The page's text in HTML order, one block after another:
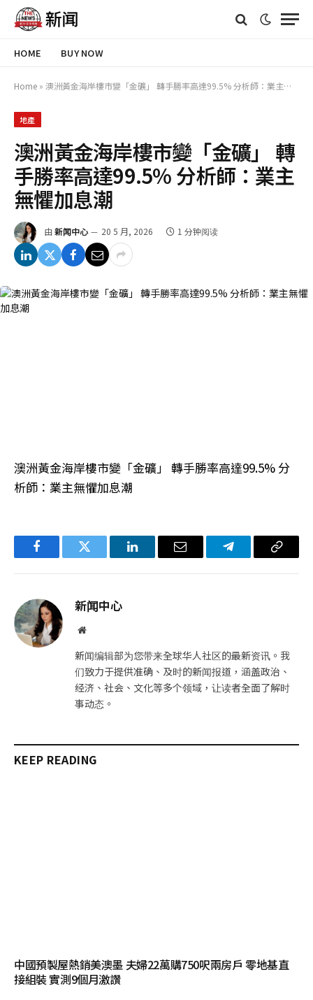
HOME BUY NOW
Home » 澳洲黃金海岸樓市變「金礦」 轉手勝率高達99.5% 分析師：業主無懼加息潮
地產
澳洲黃金海岸樓市變「金礦」 轉
手勝率高達99.5% 分析師：業主
無懼加息潮
由 新闻中心 20 5 月, 2026 1 分钟阅读
澳洲黃金海岸樓市變「金礦」 轉手勝率高達99.5% 分
析師：業主無懼加息潮
FacebookTwitter LinkedIn电
Telegram复
新闻中心
网
新闻编辑部为您带来全球华人社区的最新资讯。我
们致力于提供准确、及时的新闻报道，涵盖政治、
经济、社会、文化等多个领域，让读者全面了解时
事动态。
KEEP READING
中國預製屋熱銷美澳墨 夫婦22萬購750呎兩房戶 零地基直
接組裝 實測9個月激讚